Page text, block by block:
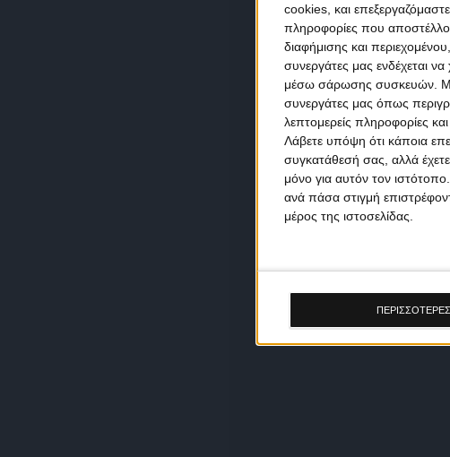
cookies, και
πληροφορίες που
διαφήμισης και
συνεργάτες μας ενδέχεται
μέσω σάρωσης συσκευών.
συνεργάτες μας όπως
λεπτομερείς πληροφορίες
Λάβετε υπόψη ότι κάποια
συγκατάθεσή σας, αλλά
μόνο για αυτόν τον
ανά πάσα στιγμή
μέρος της ιστοσελίδας.